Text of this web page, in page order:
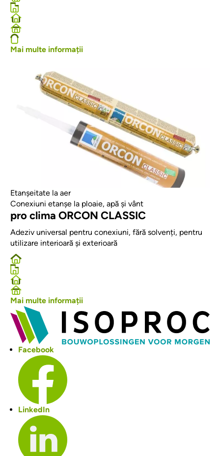
Mai multe informații
Etanșeitate la aer
Conexiuni etanșe la ploaie, apă și vânt
pro clima ORCON CLASSIC
Adeziv universal pentru conexiuni, fără solvenți, pentru
utilizare interioară și exterioară
Mai multe informații
Facebook
LinkedIn